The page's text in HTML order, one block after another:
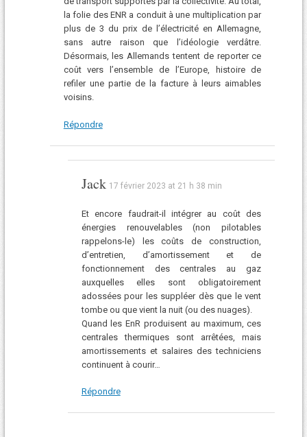
la folie des ENR a conduit à une multiplication par
plus de 3 du prix de l’électricité en Allemagne,
sans autre raison que l’idéologie verdâtre.
Désormais, les Allemands tentent de reporter ce
coût vers l’ensemble de l’Europe, histoire de
refiler une partie de la facture à leurs aimables
voisins.
Répondre
Jack 17 février 2023 at 21 h 38 min
Et encore faudrait-il intégrer au coût des
énergies renouvelables (non pilotables
rappelons-le) les coûts de construction,
d’entretien, d’amortissement et de
fonctionnement des centrales au gaz
auxquelles elles sont obligatoirement
adossées pour les suppléer dès que le vent
tombe ou que vient la nuit (ou des nuages).
Quand les EnR produisent au maximum, ces
centrales thermiques sont arrêtées, mais
amortissements et salaires des techniciens
continuent à courir…
Répondre